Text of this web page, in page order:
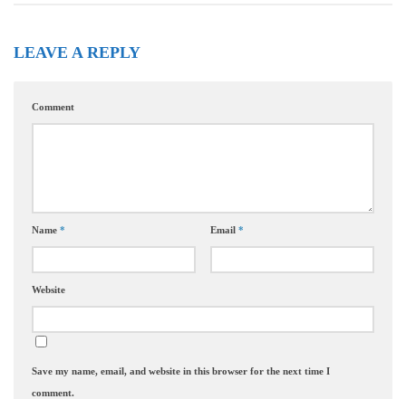
LEAVE A REPLY
Comment
Name * Email *
Website
Save my name, email, and website in this browser for the next time I
comment.